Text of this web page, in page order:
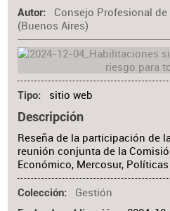
Autor
Consejo Profesional
(Buenos Aires)
Tipo sitio web
Descripción
Reseña de la participación de
reunión conjunta de la
Económico, Mercosur, Políticas
Colección Gestión